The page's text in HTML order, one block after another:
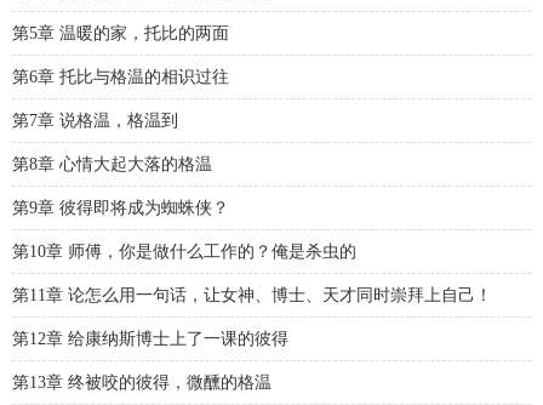
第5章 温暖的家，托比的两面
第6章 托比与格温的相识过往
第7章 说格温，格温到
第8章 心情大起大落的格温
第9章 彼得即将成为蜘蛛侠？
第10章 师傅，你是做什么工作的？俺是杀虫的
第11章 论怎么用一句话，让女神、博士、天才同时崇拜上自己！
第12章 给康纳斯博士上了一课的彼得
第13章 终被咬的彼得，微醺的格温